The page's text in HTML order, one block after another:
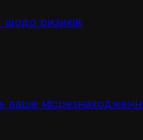
щодо ризиків
ваше